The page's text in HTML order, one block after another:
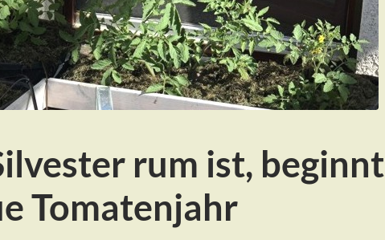
rum ist, beginnt
Tomatenjahr